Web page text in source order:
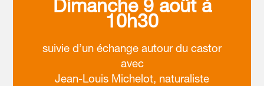
Dimanche 9 août à
10h30
suivie d’un échange autour du castor
avec
Jean-Louis Michelot, naturaliste